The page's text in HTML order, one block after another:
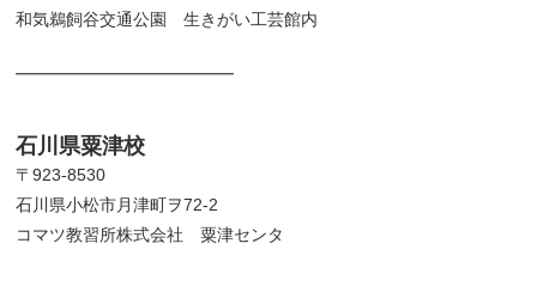
和気鵜飼谷交通公園 生きがい工芸館内
━━━━━━━━━━━━━
石川県粟津校
〒923-8530
石川県小松市月津町ヲ72-2
コマツ教習所株式会社 粟津センタ